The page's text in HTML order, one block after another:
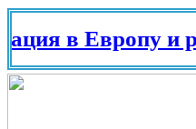
в Европу и